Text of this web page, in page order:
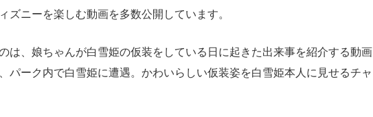
ズニーを楽しむ動画を多数公開しています。
は、娘ちゃんが白雪姫の仮装をしている日に起きた出来事を紹介する動画
パーク内で白雪姫に遭遇。かわいらしい仮装姿を白雪姫本人に見せるチャ